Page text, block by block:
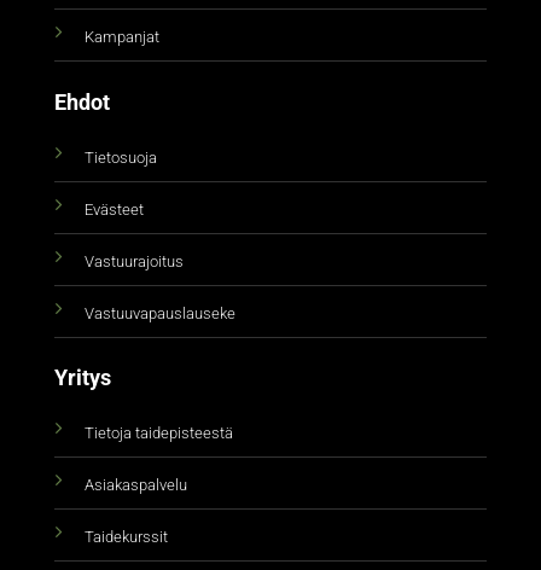
Kampanjat
Ehdot
Tietosuoja
Evästeet
Vastuurajoitus
Vastuuvapauslauseke
Yritys
Tietoja taidepisteestä
Asiakaspalvelu
Taidekurssit